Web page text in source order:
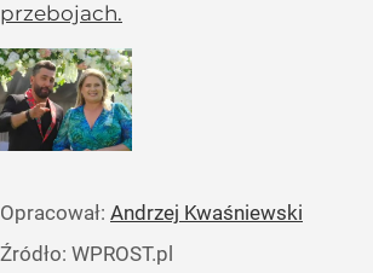
przebojach.
Opracował: Andrzej Kwaśniewski
Źródło: WPROST.pl